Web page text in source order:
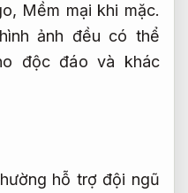
Mềm mại khi mặc.
ảnh đều có thể
độc đáo và khác
hỗ trợ đội ngũ